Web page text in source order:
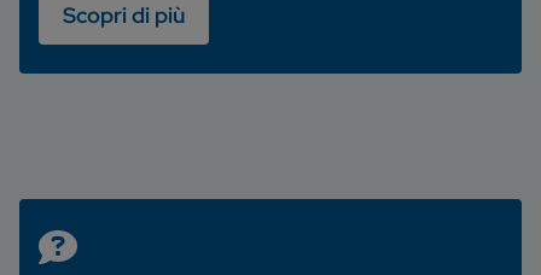
Scopri di più